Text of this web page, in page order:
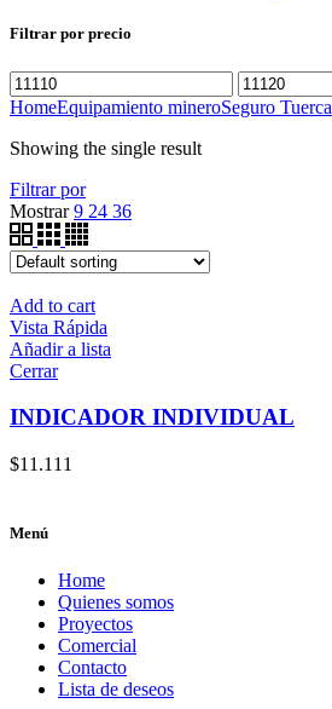
Filtrar por precio
HomeEquipamiento mineroSeguro Tuerca
Showing the single result
Filtrar por
Mostrar9 24 36
Add to cart
Vista Rápida
Añadir a lista
Cerrar
INDICADOR INDIVIDUAL
$11.111
Menú
Home
Quienes somos
Proyectos
Comercial
Contacto
Lista de deseos